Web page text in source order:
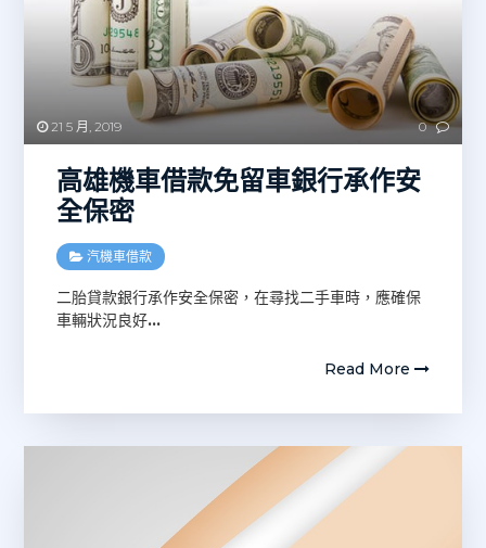
21 5 月, 2019 0
高雄機車借款免留車銀行承作安
全保密
汽機車借款
二胎貸款銀行承作安全保密，在尋找二手車時，應確保
車輛狀況良好…
Read More